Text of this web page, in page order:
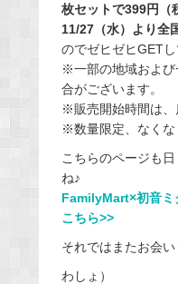
枚セットで399円（
11/27（水）より全
のでゼヒゼヒGET
※一部の地域および
合がございます。
※販売開始時間は、
※数量限定、なくな
こちらのページも
ね♪
FamilyMart×初音ミ
こちら>>
それではまたお会
わしょ）